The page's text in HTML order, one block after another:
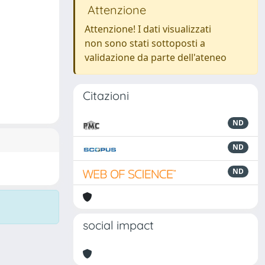
Attenzione
Attenzione! I dati visualizzati
non sono stati sottoposti a
validazione da parte dell'ateneo
Citazioni
ND
ND
ND
social impact